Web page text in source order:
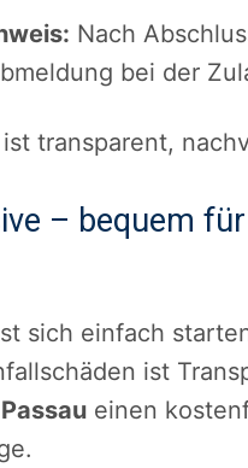
Nach
bei der
transparent,
– bequem
sich einfach
ist
einen